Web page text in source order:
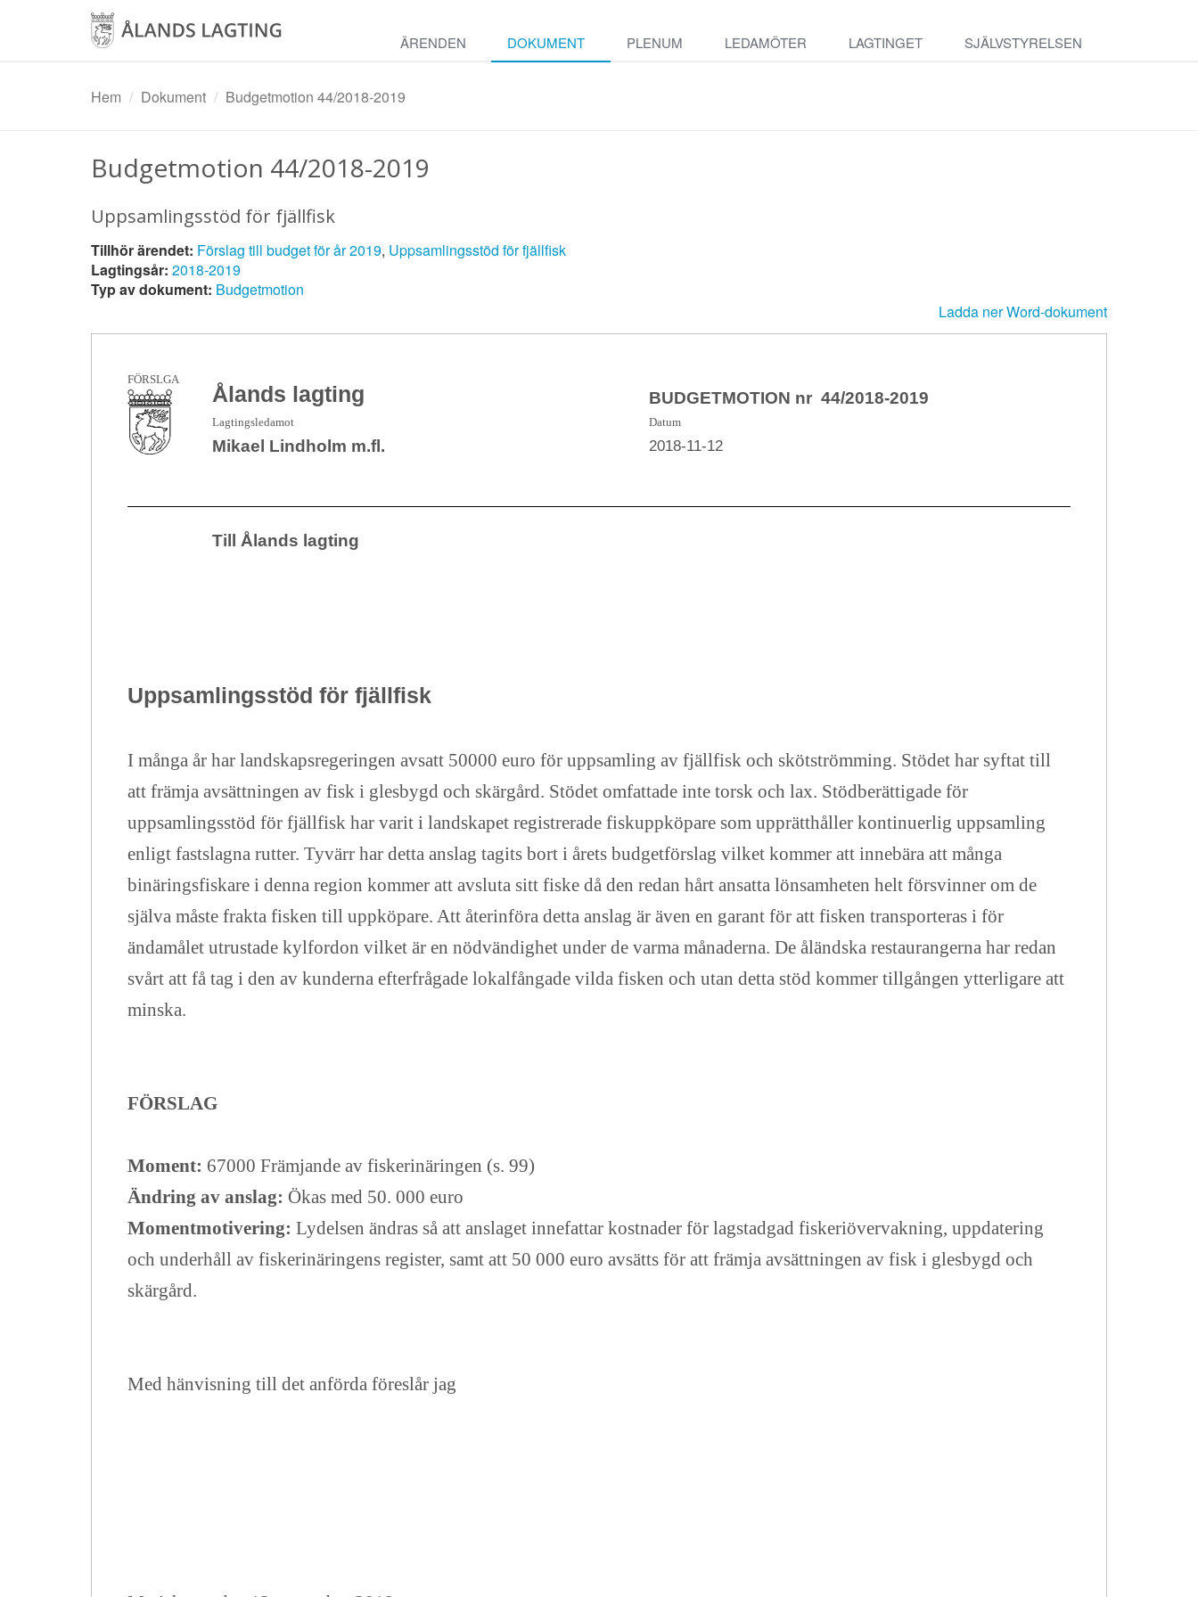
ÄRENDEN DOKUMENT PLENUM LEDAMÖTER LAGTINGET SJÄLVSTYRELSEN
Hem Dokument Budgetmotion 44/2018-2019
Budgetmotion 44/2018-2019
Uppsamlingsstöd för fjällfisk
Tillhör ärendet: Förslag till budget för år 2019, Uppsamlingsstöd för fjällfisk
Lagtingsår: 2018-2019
Typ av dokument: Budgetmotion
Ladda ner Word-dokument
FÖRSLGA
Ålands lagting BUDGETMOTION nr 44/2018-2019
Lagtingsledamot Datum
Mikael Lindholm m.fl. 2018-11-12
Till Ålands lagting
Uppsamlingsstöd för fjällfisk
I många år har landskapsregeringen avsatt 50000 euro för uppsamling av fjällfisk och skötströmming. Stödet har syftat till
att främja avsättningen av fisk i glesbygd och skärgård. Stödet omfattade inte torsk och lax. Stödberättigade för
uppsamlingsstöd för fjällfisk har varit i landskapet registrerade fiskuppköpare som upprätthåller kontinuerlig uppsamling
enligt fastslagna rutter. Tyvärr har detta anslag tagits bort i årets budgetförslag vilket kommer att innebära att många
binäringsfiskare i denna region kommer att avsluta sitt fiske då den redan hårt ansatta lönsamheten helt försvinner om de
själva måste frakta fisken till uppköpare. Att återinföra detta anslag är även en garant för att fisken transporteras i för
ändamålet utrustade kylfordon vilket är en nödvändighet under de varma månaderna. De åländska restaurangerna har redan
svårt att få tag i den av kunderna efterfrågade lokalfångade vilda fisken och utan detta stöd kommer tillgången ytterligare att
minska.
FÖRSLAG
Moment: 67000 Främjande av fiskerinäringen (s. 99)
Ändring av anslag: Ökas med 50. 000 euro
Momentmotivering: Lydelsen ändras så att anslaget innefattar kostnader för lagstadgad fiskeriövervakning, uppdatering
och underhåll av fiskerinäringens register, samt att 50 000 euro avsätts för att främja avsättningen av fisk i glesbygd och
skärgård.
Med hänvisning till det anförda föreslår jag